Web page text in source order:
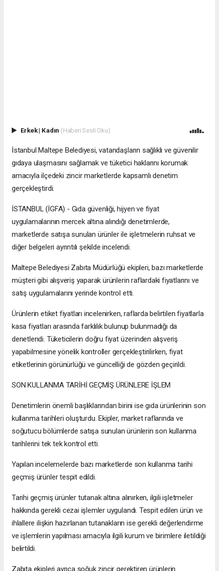
Erkek| Kadın (Haberi Sesli Oku)
İstanbul Maltepe Belediyesi, vatandaşların sağlıklı ve güvenilir
gıdaya ulaşmasını sağlamak ve tüketici haklarını korumak
amacıyla ilçedeki zincir marketlerde kapsamlı denetim
gerçekleştirdi.
İSTANBUL (İGFA) - Gıda güvenliği, hijyen ve fiyat
uygulamalarının mercek altına alındığı denetimlerde,
marketlerde satışa sunulan ürünler ile işletmelerin ruhsat ve
diğer belgeleri ayrıntılı şekilde incelendi.
Maltepe Belediyesi Zabıta Müdürlüğü ekipleri, bazı marketlerde
müşteri gibi alışveriş yaparak ürünlerin raflardaki fiyatlarını ve
satış uygulamalarını yerinde kontrol etti.
Ürünlerin etiket fiyatları incelenirken, raflarda belirtilen fiyatlarla
kasa fiyatları arasında farklılık bulunup bulunmadığı da
denetlendi. Tüketicilerin doğru fiyat üzerinden alışveriş
yapabilmesine yönelik kontroller gerçekleştirilirken, fiyat
etiketlerinin görünürlüğü ve güncelliği de gözden geçirildi.
SON KULLANMA TARİHİ GEÇMİŞ ÜRÜNLERE İŞLEM
Denetimlerin önemli başlıklarından birini ise gıda ürünlerinin son
kullanma tarihleri oluşturdu. Ekipler, market raflarında ve
soğutucu bölümlerde satışa sunulan ürünlerin son kullanma
tarihlerini tek tek kontrol etti.
Yapılan incelemelerde bazı marketlerde son kullanma tarihi
geçmiş ürünler tespit edildi.
Tarihi geçmiş ürünler tutanak altına alınırken, ilgili işletmeler
hakkında gerekli cezai işlemler uygulandı. Tespit edilen ürün ve
ihlallere ilişkin hazırlanan tutanakların ise gerekli değerlendirme
ve işlemlerin yapılması amacıyla ilgili kurum ve birimlere iletildiği
belirtildi.
Zabıta ekipleri ayrıca soğuk zincir gerektiren ürünlerin